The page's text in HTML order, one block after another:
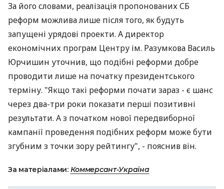
За його словами, реалізація пропонованих СБ
реформ можлива лише після того, як будуть
запущені урядові проекти. А директор
економічних програм Центру ім. Разумкова Василь
Юрчишин уточнив, що подібні реформи добре
проводити лише на початку президентського
терміну. "Якщо такі реформи почати зараз - є шанс
через два-три роки показати перші позитивні
результати. А з початком нової передвиборної
кампанії проведення подібних реформ може бути
згубним з точки зору рейтингу", - пояснив він.
За матеріалами: Коммерсант-Україна